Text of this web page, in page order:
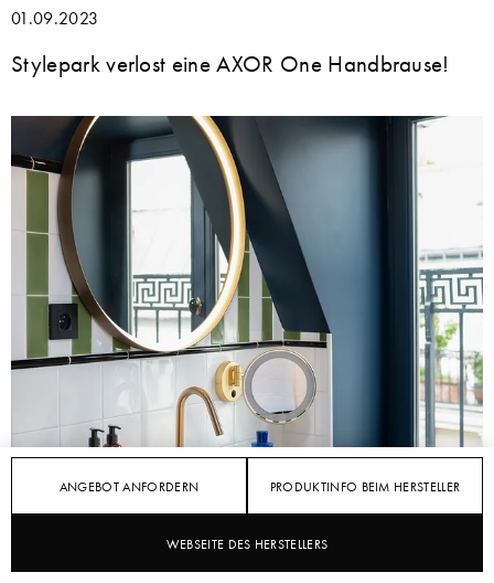
ANGEBOT ANFORDERN PRODUKTINFO BEIM HERSTELLER
WEBSEITE DES HERSTELLERS
01.09.2023
Stylepark verlost eine AXOR One Handbrause!